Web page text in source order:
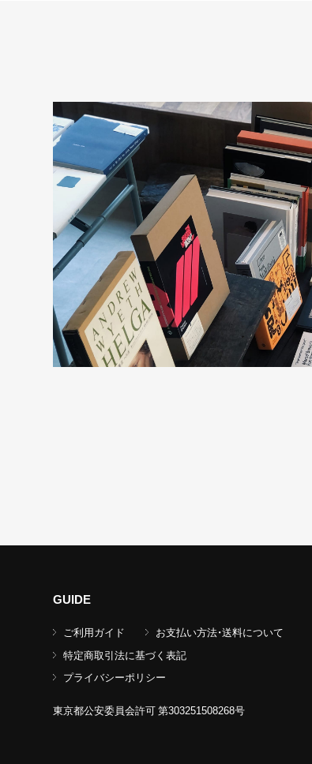
GUIDE
ご利用ガイド
お支払い方法・送料について
特定商取引法に基づく表記
プライバシーポリシー
東京都公安委員会許可 第303251508268号